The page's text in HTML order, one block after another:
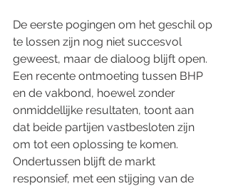
De eerste pogingen om het geschil op
te lossen zijn nog niet succesvol
geweest, maar de dialoog blijft open.
Een recente ontmoeting tussen BHP
en de vakbond, hoewel zonder
onmiddellijke resultaten, toont aan
dat beide partijen vastbesloten zijn
om tot een oplossing te komen.
Ondertussen blijft de markt
responsief, met een stijging van de